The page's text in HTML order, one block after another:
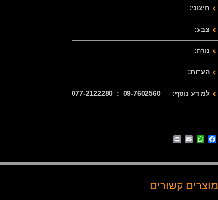
חיצוני:
צבע:
נורה:
הערות:
למידע נוסף: 09-7602560 : 077-2122280
Facebook
WhatsApp
Email
מוצרים קשורים